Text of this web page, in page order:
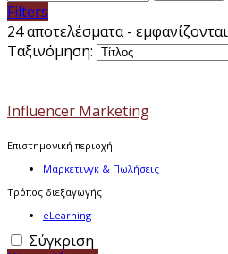
Filters
24 αποτελέσματα -
Ταξινόμηση:
Influencer Marketing
Επιστημονική περιοχή
Μάρκετινγκ & Πωλήσεις
Τρόπος διεξαγωγής
eLearning
Σύγκριση